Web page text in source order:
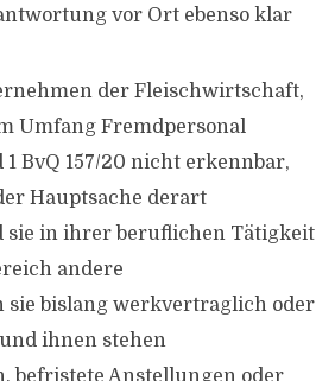
vor Ort ebenso klar
der Fleischwirtschaft,
Umfang Fremdpersonal
BvQ 157/20 nicht erkennbar,
Hauptsache derart
sie in ihrer beruflichen Tätigkeit
andere
sie bislang werkvertraglich oder
ihnen stehen
befristete Anstellungen oder